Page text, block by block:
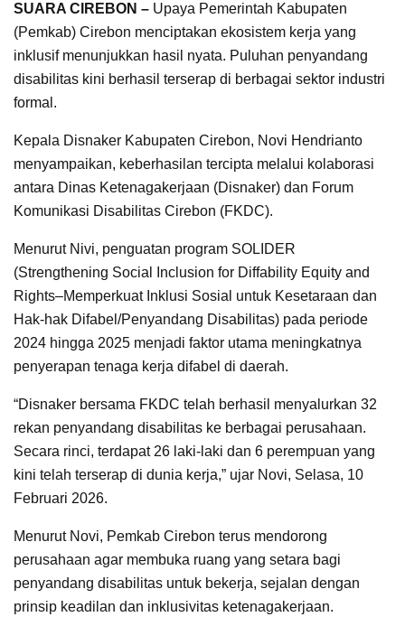
SUARA CIREBON – Upaya Pemerintah Kabupaten
(Pemkab) Cirebon menciptakan ekosistem kerja yang
inklusif menunjukkan hasil nyata. Puluhan penyandang
disabilitas kini berhasil terserap di berbagai sektor industri
formal.
Kepala Disnaker Kabupaten Cirebon, Novi Hendrianto
menyampaikan, keberhasilan tercipta melalui kolaborasi
antara Dinas Ketenagakerjaan (Disnaker) dan Forum
Komunikasi Disabilitas Cirebon (FKDC).
Menurut Nivi, penguatan program SOLIDER
(Strengthening Social Inclusion for Diffability Equity and
Rights–Memperkuat Inklusi Sosial untuk Kesetaraan dan
Hak-hak Difabel/Penyandang Disabilitas) pada periode
2024 hingga 2025 menjadi faktor utama meningkatnya
penyerapan tenaga kerja difabel di daerah.
“Disnaker bersama FKDC telah berhasil menyalurkan 32
rekan penyandang disabilitas ke berbagai perusahaan.
Secara rinci, terdapat 26 laki-laki dan 6 perempuan yang
kini telah terserap di dunia kerja,” ujar Novi, Selasa, 10
Februari 2026.
Menurut Novi, Pemkab Cirebon terus mendorong
perusahaan agar membuka ruang yang setara bagi
penyandang disabilitas untuk bekerja, sejalan dengan
prinsip keadilan dan inklusivitas ketenagakerjaan.